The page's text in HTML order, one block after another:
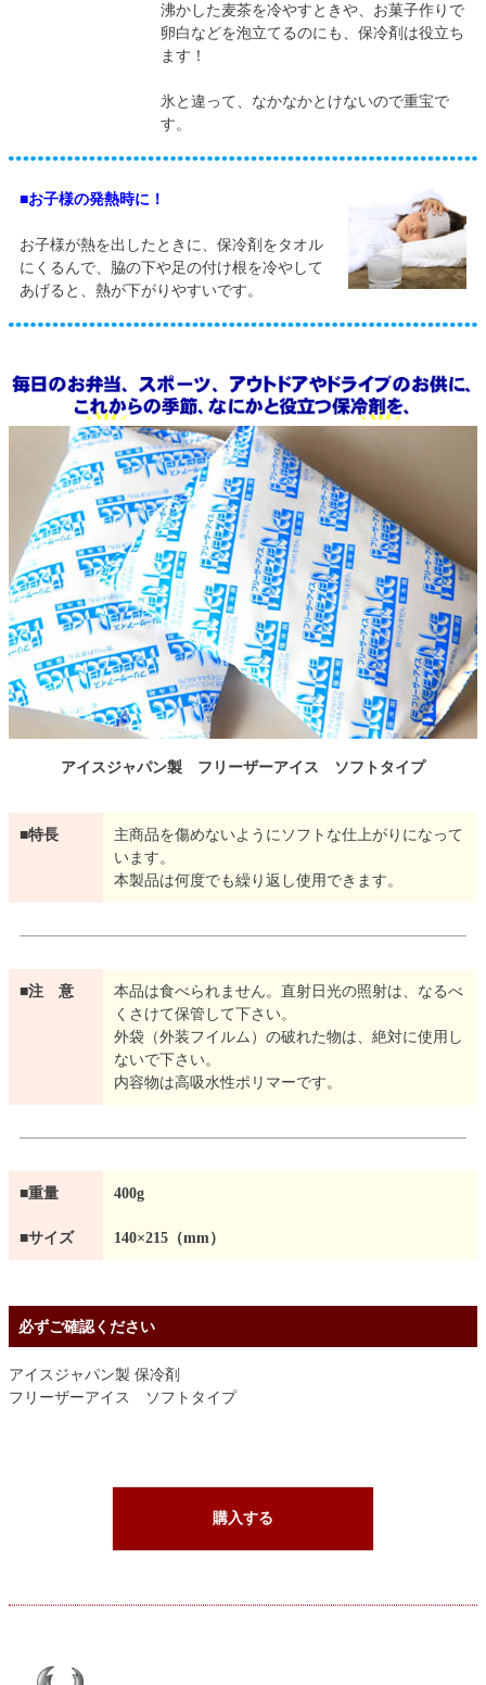
沸かした麦茶を冷やすときや、お菓子作りで
卵白などを泡立てるのにも、保冷剤は役立ち
ます！
氷と違って、なかなかとけないので重宝で
す。
■お子様の発熱時に！
お子様が熱を出したときに、保冷剤をタオル
にくるんで、脇の下や足の付け根を冷やして
あげると、熱が下がりやすいです。
アイスジャパン製 フリーザーアイス ソフトタイプ
■特長
主商品を傷めないようにソフトな仕上がりになって
います。
本製品は何度でも繰り返し使用できます。
■注 意
本品は食べられません。直射日光の照射は、なるべ
くさけて保管して下さい。
外袋（外装フイルム）の破れた物は、絶対に使用し
ないで下さい。
内容物は高吸水性ポリマーです。
■重量 400g
■サイズ 140×215（mm）
必ずご確認ください
アイスジャパン製 保冷剤
フリーザーアイス ソフトタイプ
購入する